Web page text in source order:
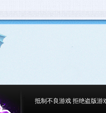
抵制不良游戏 拒绝盗版游